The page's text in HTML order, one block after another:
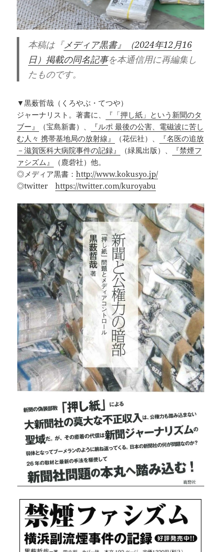
本稿は『メディア黒書』（2024年12月16
日）掲載の同名記事を本通信用に再編集し
たものです。
▼黒薮哲哉（くろやぶ・てつや）
ジャーナリスト。著書に、
『「押し紙」という新聞のタ
ブー』
（宝島新書）、
『ルポ 最後の公害、電磁波に苦し
む人々 携帯基地局の放射線』
（花伝社）、
『名医の追放
－滋賀医科大病院事件の記録』
（緑風出版）、
『禁煙フ
ァシズム』
（鹿砦社）他。
◎メディア黒書：http://www.kokusyo.jp/
◎twitterhttps://twitter.com/kuroyabu